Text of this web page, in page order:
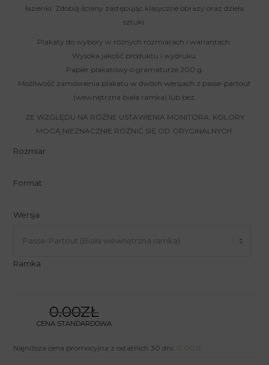
łazienki. Zdobią ściany zastępując klasyczne obrazy oraz dzieła
sztuki.
Plakaty do wybory w różnych rozmiarach i wariantach.
Wysoka jakość produktu i wydruku.
Papier plakatowy o gramaturze 200 g.
Możliwość zamówienia plakatu w dwóch wersjach z passe-partout
(wewnętrzna biała ramka) lub bez.
ZE WZGLĘDU NA RÓŻNE USTAWIENIA MONITORA, KOLORY
MOGĄ NIEZNACZNIE RÓŻNIĆ SIĘ OD ORYGINALNYCH.
Rozmiar
Format
Wersja
Ramka
0.00ZŁ
CENA STANDARDOWA
Najniższa cena promocyjna z ostatnich 30 dni: 0.00zł